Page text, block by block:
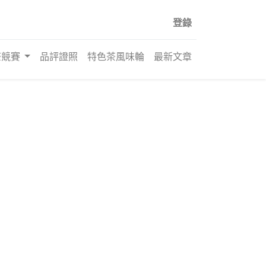
登錄
賽 品評證照 特色茶風味輪 最新文章